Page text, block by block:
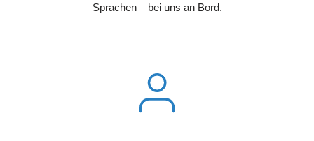
Sprachen – bei uns an Bord.